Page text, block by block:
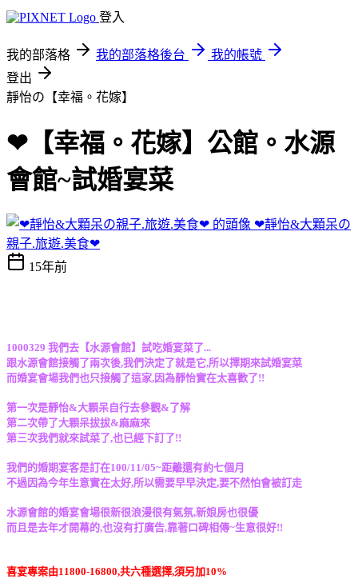
登入
我的部落格 我的部落格後台
我的帳號
登出
靜怡の【幸福。花嫁】
❤【幸福。花嫁】公館。水源
會館~試婚宴菜
❤靜怡&大顆呆の
親子.旅遊.美食❤
15年前
1000329 我們去【水源會館】試吃婚宴菜了...
跟水源會館接觸了兩次後,我們決定了就是它,所以擇期來試婚宴菜
而婚宴會場我們也只接觸了這家,因為靜怡實在太喜歡了!!
第一次是靜怡&大顆呆自行去參觀&了解
第二次帶了大顆呆拔拔&麻麻來
第三次我們就來試菜了,也已經下訂了!!
我們的婚期宴客是訂在100/11/05~距離還有約七個月
不過因為今年生意實在太好,所以需要早早決定,要不然怕會被訂走
水源會館的婚宴會場很新很浪漫很有氣氛,新娘房也很優
而且是去年才開幕的,也沒有打廣告,靠著口碑相傳~生意很好!!
喜宴專案由11800-16800,共六種選擇,須另加10%